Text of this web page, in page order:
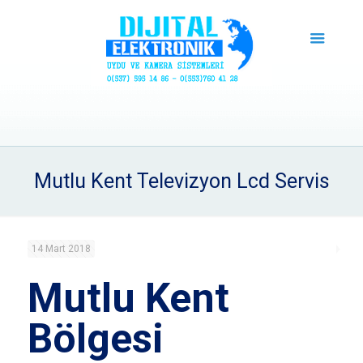
Mutlu Kent Televizyon Lcd Servis
14 Mart 2018
Mutlu Kent
Bölgesi